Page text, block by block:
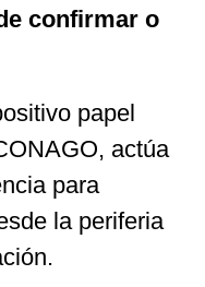
confirmar o
papel
actúa
para
la periferia